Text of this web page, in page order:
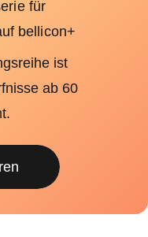
für
bellicon+
ist
ab 60